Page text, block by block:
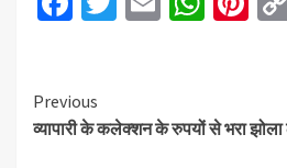
Continue
Reading
Previous
व्यापारी के कलेक्शन के रुपयों से भरा